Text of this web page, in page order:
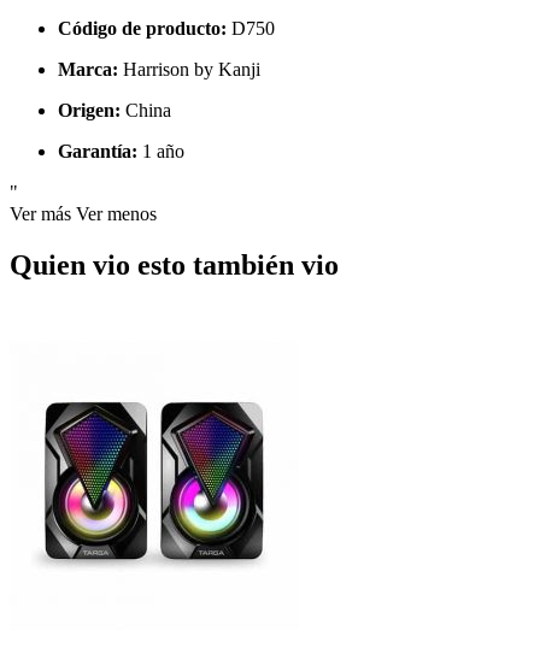
Código de producto: D750
Marca: Harrison by Kanji
Origen: China
Garantía: 1 año
"
Ver más Ver menos
Quien vio esto también vio